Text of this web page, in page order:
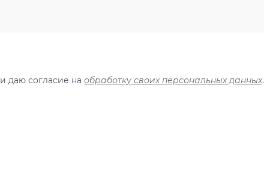
и даю согласие на обработку своих персональных данных.